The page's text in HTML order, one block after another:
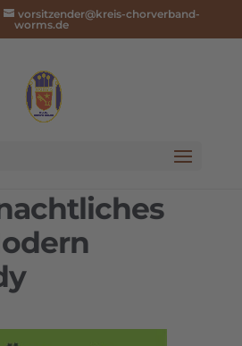
vorsitzender@kreis-chorverband-
worms.de